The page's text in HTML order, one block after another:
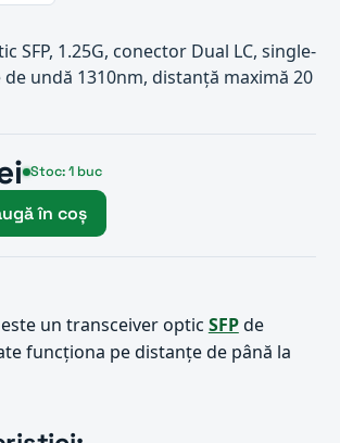
SFP, 1.25G, conector Dual LC, single-
undă 1310nm, distanță maximă 20
Stoc: 1 buc
în coș
este un transceiver optic SFPde
funcționa pe distanțe de până la